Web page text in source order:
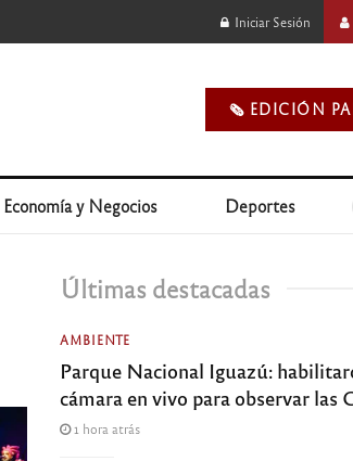
Iniciar Sesión
🗞️ EDICIÓN
Economía y Negocios Deportes
Últimas destacadas
AMBIENTE
Parque Nacional Iguazú:
cámara en vivo para observar las
1 hora atrás